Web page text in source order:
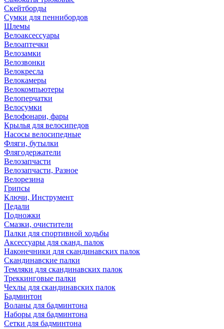
Скейтборды
Сумки для пеннибордов
Шлемы
Велоаксессуары
Велоаптечки
Велозамки
Велозвонки
Велокресла
Велокамеры
Велокомпьютеры
Велоперчатки
Велосумки
Велофонари, фары
Крылья для велосипедов
Насосы велосипедные
Фляги, бутылки
Флягодержатели
Велозапчасти
Велозапчасти, Разное
Велорезина
Грипсы
Ключи, Инструмент
Педали
Подножки
Смазки, очистители
Палки для спортивной ходьбы
Аксессуары для сканд. палок
Наконечники для скандинавских палок
Скандинавские палки
Темляки для скандинавских палок
Треккинговые палки
Чехлы для скандинавских палок
Бадминтон
Воланы для бадминтона
Наборы для бадминтона
Сетки для бадминтона